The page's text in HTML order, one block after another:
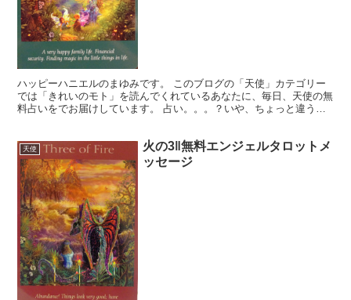
ハッピーハニエルのまゆみです。 このブログの「天使」カテゴリー
では「きれいのモト」を読んでくれているあなたに、毎日、天使の無
料占いをでお届けしています。 占い。。。？いや、ちょっと違うか
天使
火の3‖無料エンジェルタロットメ
ッセージ